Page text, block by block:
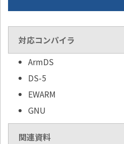
対応コンパイラ
ArmDS
DS-5
EWARM
GNU
関連資料